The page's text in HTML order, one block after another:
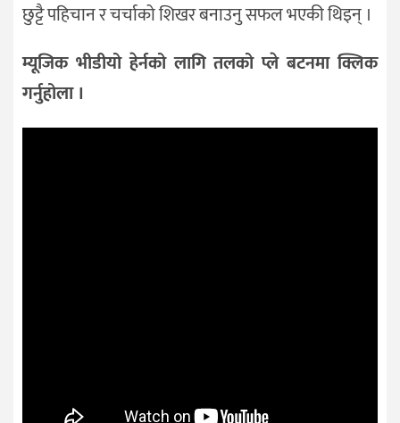
छुट्टै पहिचान र चर्चाको शिखर बनाउनु सफल भएकी थिइन् ।
म्यूजिक भीडीयो हेर्नको लागि तलको प्ले बटनमा क्लिक
गर्नुहोला ।